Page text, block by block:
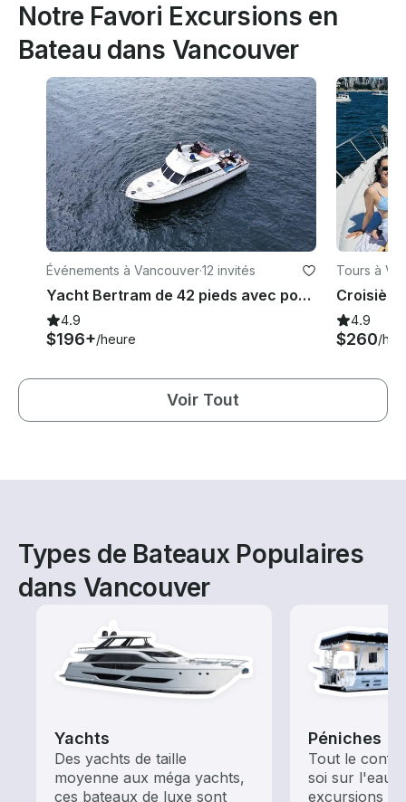
Notre Favori Excursions en
Bateau dans Vancouver
Événements à Vancouver·12 invités
Yacht Bertram de 42 pieds avec pont spacieux pour 12 passagers
4.9
$196+/heure
Tours à
4.9
$260/
Voir Tout
Types de Bateaux Populaires
dans Vancouver
Yachts
Des yachts de taille
moyenne aux méga yachts,
ces bateaux de luxe sont
Péniches
Tout le
soi sur l'eau,
excursions